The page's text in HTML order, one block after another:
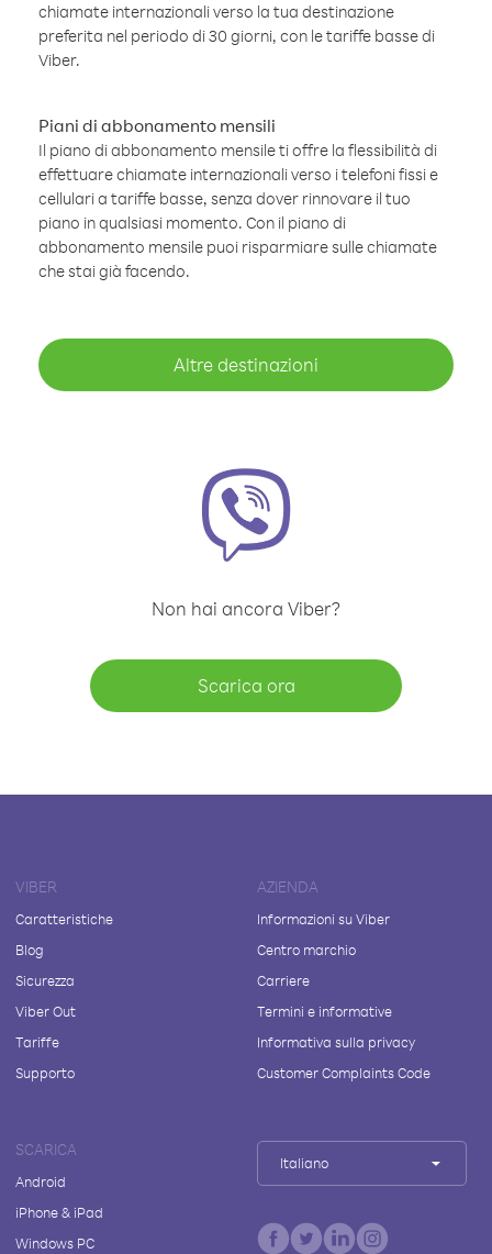
chiamate internazionali verso la tua destinazione
preferita nel periodo di 30 giorni, con le tariffe basse di
Viber.
Piani di abbonamento mensili
Il piano di abbonamento mensile ti offre la flessibilità di
effettuare chiamate internazionali verso i telefoni fissi e
cellulari a tariffe basse, senza dover rinnovare il tuo
piano in qualsiasi momento. Con il piano di
abbonamento mensile puoi risparmiare sulle chiamate
che stai già facendo.
Altre destinazioni
Non hai ancora Viber?
Scarica ora
VIBER
Caratteristiche
Blog
Sicurezza
Viber Out
Tariffe
Supporto
AZIENDA
Informazioni su Viber
Centro marchio
Carriere
Termini e informative
Informativa sulla privacy
Customer Complaints Code
SCARICA
Android
iPhone & iPad
Windows PC
Italiano